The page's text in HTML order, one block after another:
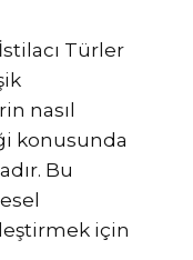
Türler
nasıl
konusunda
Bu
için